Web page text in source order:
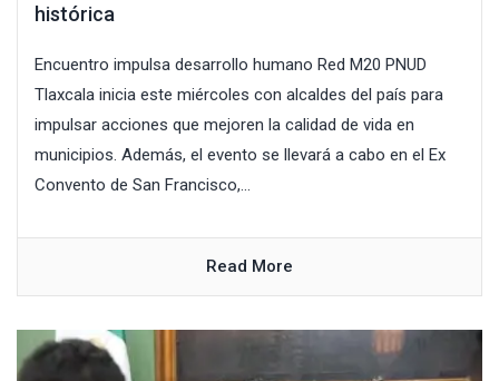
histórica
Encuentro impulsa desarrollo humano Red M20 PNUD
Tlaxcala inicia este miércoles con alcaldes del país para
impulsar acciones que mejoren la calidad de vida en
municipios. Además, el evento se llevará a cabo en el Ex
Convento de San Francisco,...
Read More